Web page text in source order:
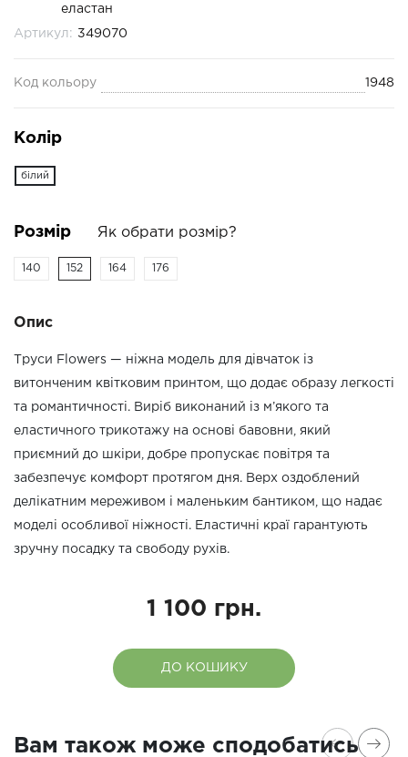
еластан
Артикул: 349070
Код кольору 1948
Колір
білий
Розмір Як обрати розмір?
140 152 164 176
Опис
Труси Flowers — ніжна модель для дівчаток із
витонченим квітковим принтом, що додає образу легкості
та романтичності. Виріб виконаний із м’якого та
еластичного трикотажу на основі бавовни, який
приємний до шкіри, добре пропускає повітря та
забезпечує комфорт протягом дня. Верх оздоблений
делікатним мереживом і маленьким бантиком, що надає
моделі особливої ніжності. Еластичні краї гарантують
зручну посадку та свободу рухів.
1 100 грн.
ДО КОШИКУ
Вам також може сподобатись